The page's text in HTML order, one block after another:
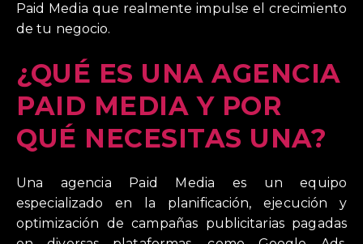
Paid Media que realmente impulse el crecimiento
de tu negocio.
¿QUÉ ES UNA AGENCIA
PAID MEDIA Y POR
QUÉ NECESITAS UNA?
Una agencia Paid Media es un equipo
especializado en la planificación, ejecución y
optimización de campañas publicitarias pagadas